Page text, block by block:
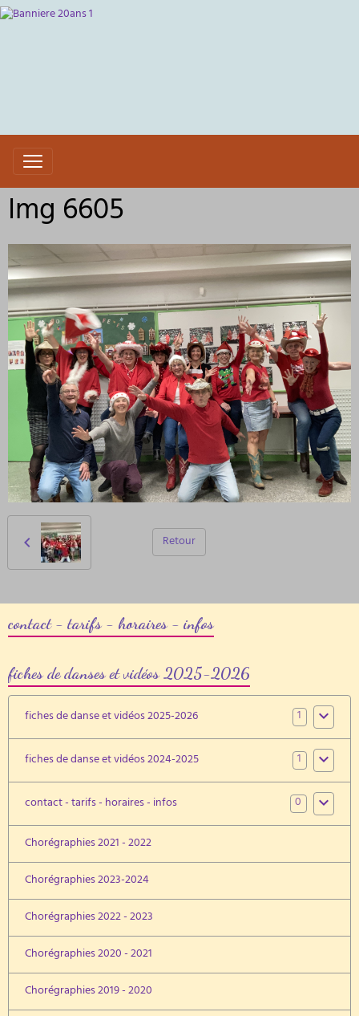
Img 6605
Retour
contact - tarifs - horaires - infos
fiches de danses et vidéos 2025-2026
fiches de danse et vidéos 2025-2026 1
fiches de danse et vidéos 2024-2025 1
contact - tarifs - horaires - infos
0
Chorégraphies 2021 - 2022
Chorégraphies 2023-2024
Chorégraphies 2022 - 2023
Chorégraphies 2020 - 2021
Chorégraphies 2019 - 2020